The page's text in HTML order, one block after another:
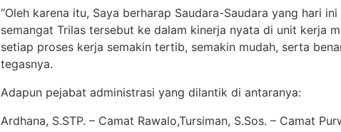
“Oleh karena itu, Saya berharap Saudara-Saudara yang hari
semangat Trilas tersebut ke dalam kinerja nyata di unit kerja
setiap proses kerja semakin tertib, semakin mudah, serta
tegasnya.
Adapun pejabat administrasi yang dilantik di antaranya:
Ardhana, S.STP. – Camat Rawalo,Tursiman, S.Sos. – Camat